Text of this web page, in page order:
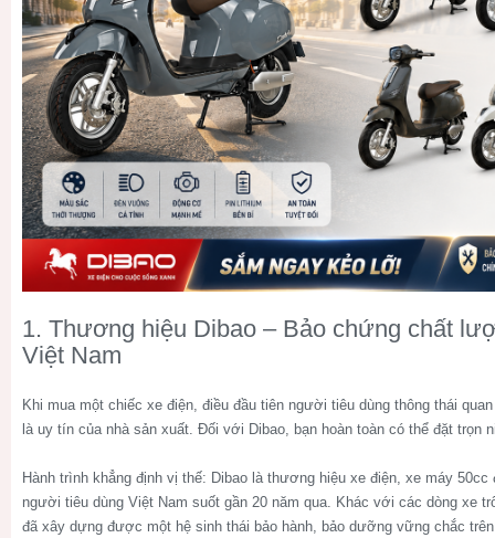
1. Thương hiệu Dibao – Bảo chứng chất
Việt Nam
Khi mua một chiếc xe điện, điều đầu tiên người tiêu dùng thông thái
là uy tín của nhà sản xuất. Đối với Dibao, bạn hoàn toàn có thể đặt trọn
Hành trình khẳng định vị thế: Dibao là thương hiệu xe điện, xe máy 50cc
người tiêu dùng Việt Nam suốt gần 20 năm qua. Khác với các dòng xe
đã xây dựng được một hệ sinh thái bảo hành, bảo dưỡng vững chắc